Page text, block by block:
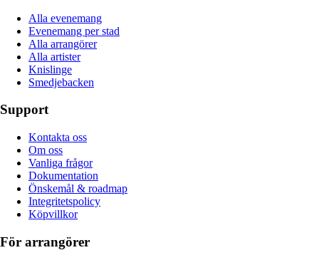
Alla evenemang
Evenemang per stad
Alla arrangörer
Alla artister
Knislinge
Smedjebacken
Support
Kontakta oss
Om oss
Vanliga frågor
Dokumentation
Önskemål & roadmap
Integritetspolicy
Köpvillkor
För arrangörer